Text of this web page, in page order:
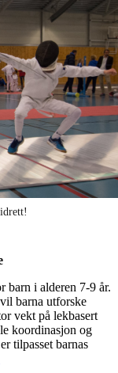
barn i alderen 7-9 år.
barna utforske
vekt på lekbasert
koordinasjon og
tilpasset barnas